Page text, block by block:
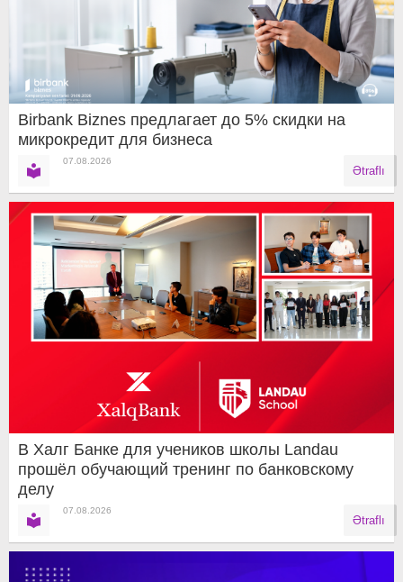
Birbank Biznes предлагает до 5% скидки на
микрокредит для бизнеса
07.08.2026
Ətraflı
В Халг Банке для учеников школы Landau
прошёл обучающий тренинг по банковскому
делу
07.08.2026
Ətraflı